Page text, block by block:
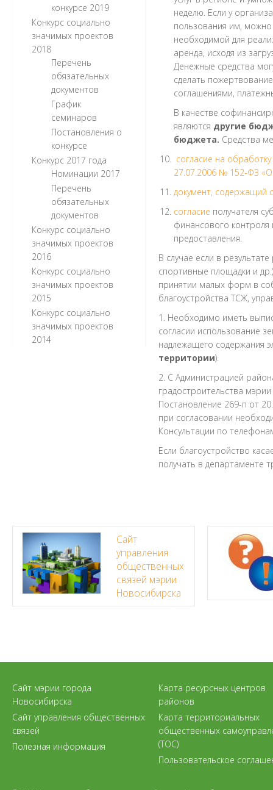
конкурсе 2019
Конкурс социально
значимых проектов
2018
Перечень
обязательных
документов
График
семинаров
Постановления о
конкурсе
Конкурс 2017 года
Номинации 2017
Перечень
обязательных
документов
Конкурс социально
значимых проектов
2016
Конкурс социально
значимых проектов
2015
Конкурс социально
значимых проектов
2014
неделю. Если у
пользования им, можно
необходимой для
аренда, исходя из
Денежные средства
сделать
соглашениями,
В качестве
являются другие
бюджета. Средства
согласие на
27.07.2006 № 152-ФЗ
документ, содержащий
согласие получателя
финансового контроля
предоставления.
В случае если в
спортивные площадки и
принятии малых форм в
благоустройства ТСЖ,
1. Необходимо иметь
согласии использование
надлежащего содержания
территории).
2. С Администрацией
градостроительства
Постановление 269-п от
при согласовании
Консультации по
Если благоустройство
получать в департаменте
Сайт
управления
общественных
связей мэрии
Новосибирска
Сайт мэрии города
Новосибирска
Сайт управления общественных
связей
Полезная информация
Карта ресурсных центров
районов
Карта территориальных
общественных
(ТОС)
Пользовательское